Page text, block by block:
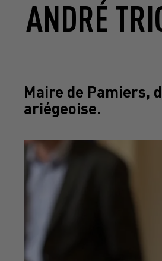
ANDRÉ
Maire de Pamiers,
ariégeoise.